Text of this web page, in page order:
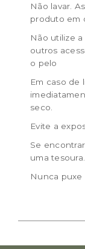
Não lavar.
produto em
Não utilize
outros
o pelo
Em caso de
seco.
Evite a
Se
uma tesoura.
Nunca puxe